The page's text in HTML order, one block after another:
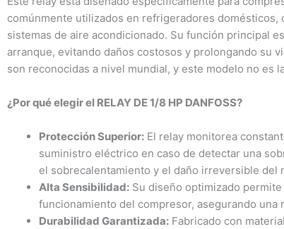
comúnmente utilizados en refrigeradores
sistemas de aire acondicionado. Su función principal
arranque, evitando daños costosos y prolongando su
son reconocidas a nivel mundial, y este modelo no es
¿Por qué elegir el RELAY DE 1/8 HP DANFOSS?
Protección Superior: El relay monitorea
suministro eléctrico en caso de detectar una
el sobrecalentamiento y el daño irreversible del
Alta Sensibilidad: Su diseño optimizado
funcionamiento del compresor, asegurando
Durabilidad Garantizada: Fabricado con